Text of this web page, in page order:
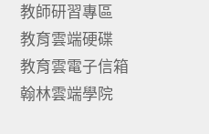
教師研習專區
教育雲端硬碟
教育雲電子信箱
翰林雲端學院